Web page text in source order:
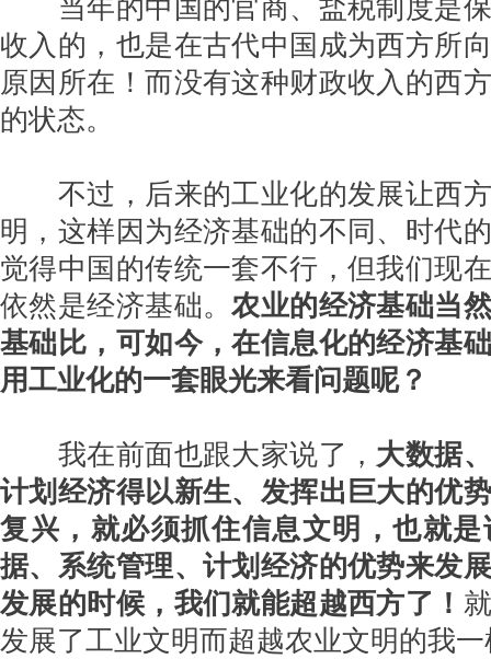
收入的，也是在古代中国成为西方所
原因所在！而没有这种财政收入的西
的状态。
不过，后来的工业化的发展让西
明，这样因为经济基础的不同、时代
觉得中国的传统一套不行，但我们现
依然是经济基础。农业的经济基础当
基础比，可如今，在信息化的经济基
用工业化的一套眼光来看问题呢？
我在前面也跟大家说了， 大数据
计划经济得以新生、发挥出巨大的优
复兴，就必须抓住信息文明，也就
据、系统管理、计划经济的优势来发
发展的时候，我们就能超越西方了！
发展了工业文明而超越农业文明的我